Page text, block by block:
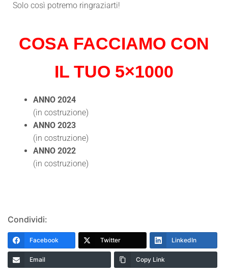
Solo così potremo ringraziarti!
COSA FACCIAMO CON
IL TUO 5×1000
ANNO 2024
(in costruzione)
ANNO 2023
(in costruzione)
ANNO 2022
(in costruzione)
Condividi:
Facebook Twitter LinkedIn
Email Copy Link